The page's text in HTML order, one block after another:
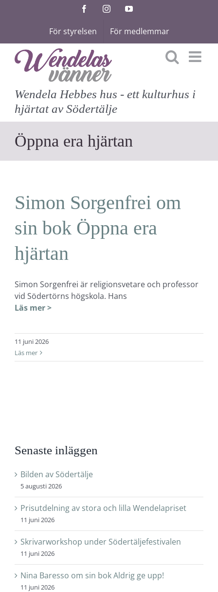
FacebookInstagramYouTube
För styrelsen För medlemmar
Wendela Hebbes hus - ett kulturhus i
hjärtat av Södertälje
Öppna era hjärtan
Simon Sorgenfrei om
sin bok Öppna era
hjärtan
Simon Sorgenfrei är religionsvetare och professor
vid Södertörns högskola. Hans
Läs mer >
11 juni 2026
Läs mer
Senaste inläggen
Bilden av Södertälje
5 augusti 2026
Prisutdelning av stora och lilla Wendelapriset
11 juni 2026
Skrivarworkshop under Södertäljefestivalen
11 juni 2026
Nina Baresso om sin bok Aldrig ge upp!
11 juni 2026